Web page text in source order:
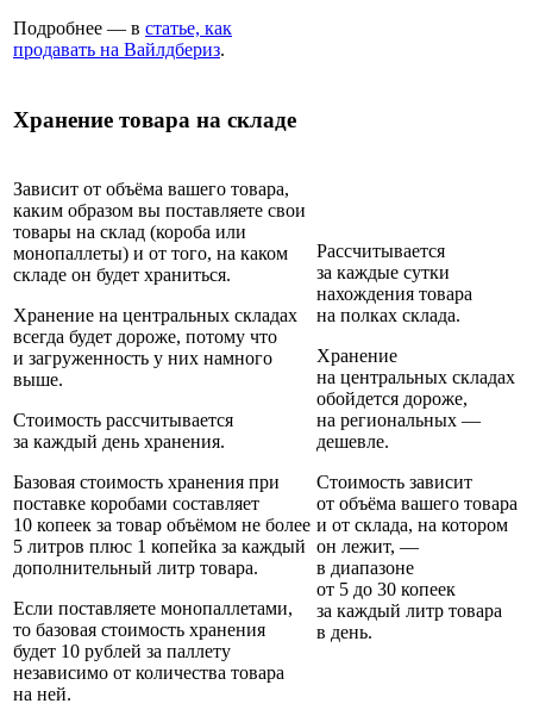
Подробнее — в статье, как
продавать на Вайлдбериз.
Хранение товара на складе
Зависит от объёма вашего товара,
каким образом вы поставляете свои
товары на склад (короба или
монопаллеты) и от того, на каком
складе он будет храниться.
Хранение на центральных складах
всегда будет дороже, потому что
и загруженность у них намного
выше.
Стоимость рассчитывается
за каждый день хранения.
Базовая стоимость хранения при
поставке коробами составляет
10 копеек за товар объёмом не более
5 литров плюс 1 копейка за каждый
дополнительный литр товара.
Если поставляете монопаллетами,
то базовая стоимость хранения
будет 10 рублей за паллету
независимо от количества товара
на ней.
Рассчитывается
за каждые сутки
нахождения товара
на полках склада.
Хранение
на центральных складах
обойдется дороже,
на региональных —
дешевле.
Стоимость зависит
от объёма вашего товара
и от склада, на котором
он лежит, —
в диапазоне
от 5 до 30 копеек
за каждый литр товара
в день.